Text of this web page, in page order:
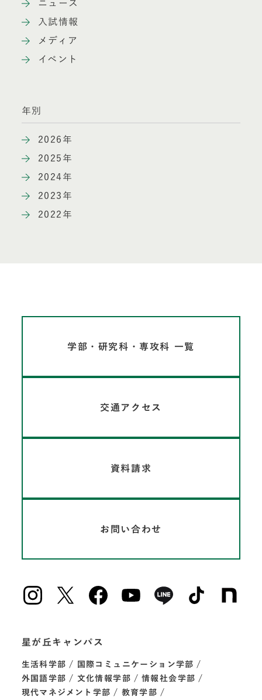
ニュース
入試情報
メディア
イベント
年別
2026年
2025年
2024年
2023年
2022年
学部・研究科・専攻科 一覧
交通アクセス
資料請求
お問い合わせ
星が丘キャンパス
生活科学部
国際コミュニケーション学部
外国語学部
文化情報学部
情報社会学部
現代マネジメント学部
教育学部